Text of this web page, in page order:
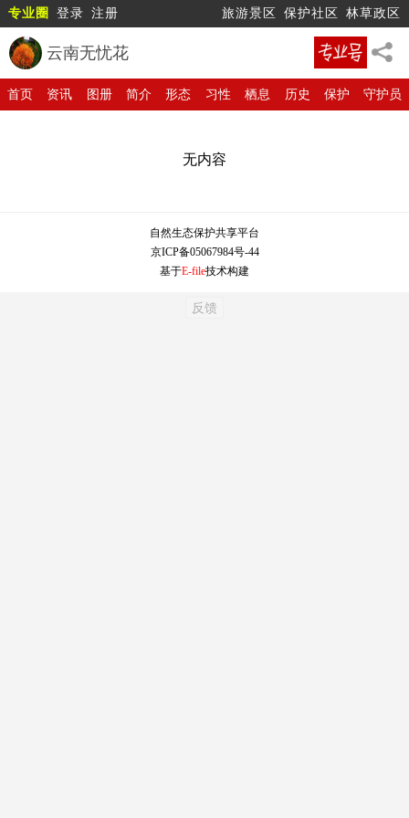
专业圈 登录 注册 旅游景区 保护社区 林草政区
云南无忧花
首页 资讯 图册 简介 形态 习性 栖息 历史 保护 守护员
无内容
自然生态保护共享平台
京ICP备05067984号-44
基于E-file技术构建
反馈